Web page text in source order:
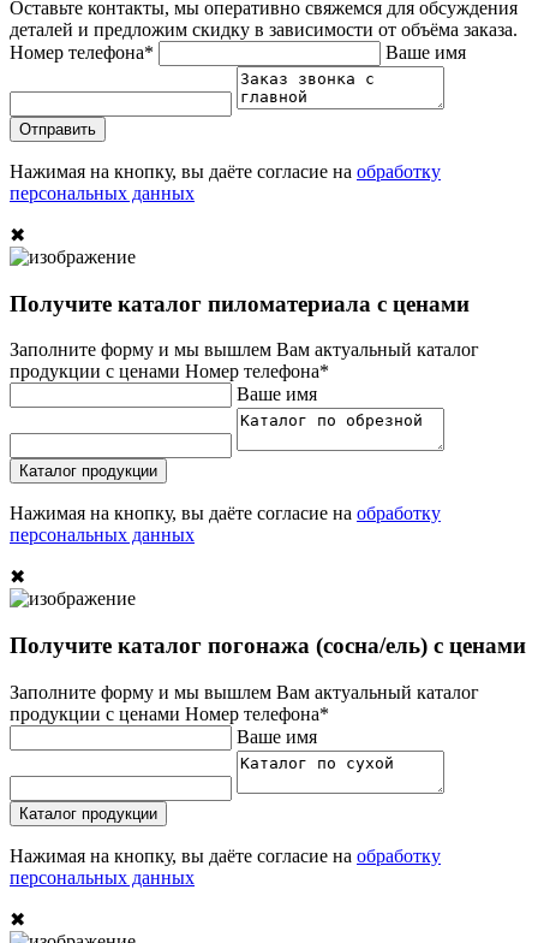
Оставьте контакты, мы оперативно свяжемся для обсуждения
деталей и предложим скидку в зависимости от объёма заказа.
Номер телефона*
Ваше имя
Отправить
Нажимая на кнопку, вы даёте согласие на обработку
персональных данных
✖
Получите каталог пиломатериала с ценами
Заполните форму и мы вышлем Вам актуальный каталог
продукции с ценами Номер телефона*
Ваше имя
Каталог продукции
Нажимая на кнопку, вы даёте согласие на обработку
персональных данных
✖
Получите каталог погонажа (сосна/ель) с ценами
Заполните форму и мы вышлем Вам актуальный каталог
продукции с ценами Номер телефона*
Ваше имя
Каталог продукции
Нажимая на кнопку, вы даёте согласие на обработку
персональных данных
✖